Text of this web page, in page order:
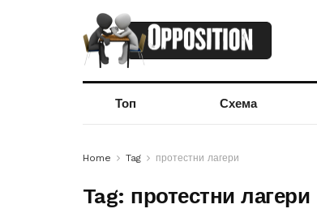
Топ Схема
Home Tag протестни лагери
Tag: протестни лагери